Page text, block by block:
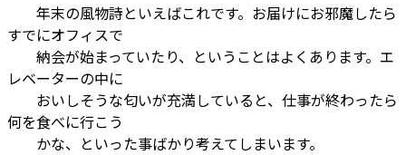
年末の風物詩といえばこれです。お届けにお邪魔したら
すでにオフィスで
納会が始まっていたり、ということはよくあります。エ
レベーターの中に
おいしそうな匂いが充満していると、仕事が終わったら
何を食べに行こう
かな、といった事ばかり考えてしまいます。